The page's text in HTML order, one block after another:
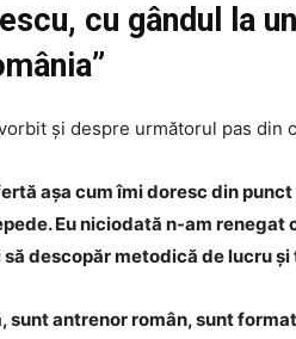
cu gândul la
și despre următorul pas
așa cum îmi doresc din
Eu niciodată n-am
descopăr metodică de lucru
sunt antrenor român, sunt